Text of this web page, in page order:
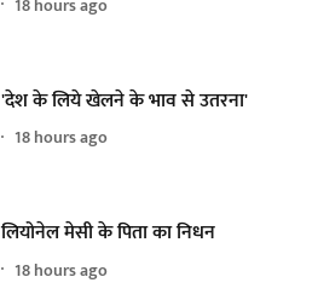
'देश के लिये खेलने के भाव से उतरना'
18 hours ago
लियोनेल मेसी के पिता का निधन
18 hours ago